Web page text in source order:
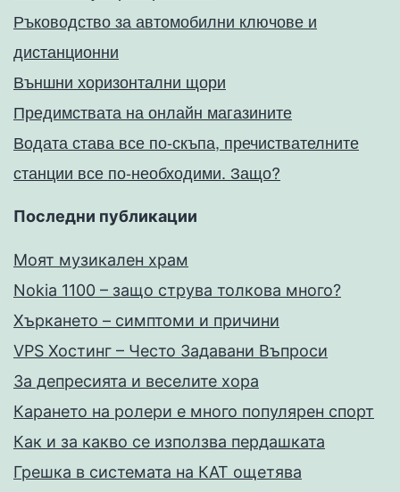
Ръководство за автомобилни ключове и
дистанционни
Външни хоризонтални щори
Предимствата на онлайн магазините
Водата става все по-скъпа, пречиствателните
станции все по-необходими. Защо?
Последни публикации
Моят музикален храм
Nokia 1100 – защо струва толкова много?
Хъркането – симптоми и причини
VPS Хостинг – Често Задавани Въпроси
За депресията и веселите хора
Карането на ролери е много популярен спорт
Как и за какво се използва пердашката
Грешка в системата на КАТ ощетява